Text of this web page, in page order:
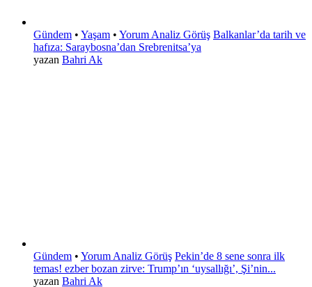
Gündem • Yaşam • Yorum Analiz Görüş Balkanlar’da tarih ve
hafıza: Saraybosna’dan Srebrenitsa’ya
yazan Bahri Ak
Gündem • Yorum Analiz Görüş Pekin’de 8 sene sonra ilk
temas! ezber bozan zirve: Trump’ın ‘uysallığı’, Şi’nin...
yazan Bahri Ak